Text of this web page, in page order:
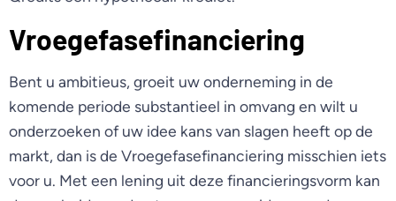
Vroegefasefinanciering
Bent u ambitieus, groeit uw onderneming in de
komende periode substantieel in omvang en wilt u
onderzoeken of uw idee kans van slagen heeft op de
markt, dan is de Vroegefasefinanciering misschien iets
voor u. Met een lening uit deze financieringsvorm kan